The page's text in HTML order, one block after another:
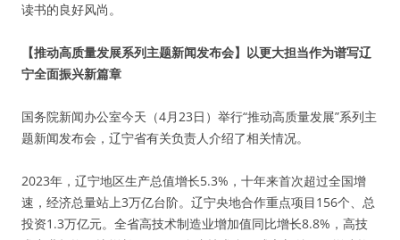
读书的良好风尚。
【推动高质量发展系列主题新闻发布会】以更大担当作为谱写辽
宁全面振兴新篇章
国务院新闻办公室今天（4月23日）举行“推动高质量发展”系列主
题新闻发布会，辽宁省有关负责人介绍了相关情况。
2023年，辽宁地区生产总值增长5.3%，十年来首次超过全国增
速，经济总量站上3万亿台阶。辽宁央地合作重点项目156个、总
投资1.3万亿元。全省高技术制造业增加值同比增长8.8%，高技